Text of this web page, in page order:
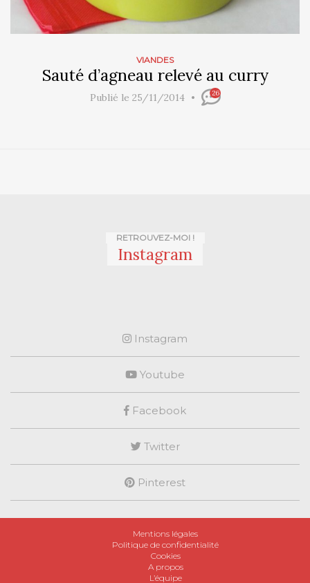
VIANDES
Sauté d’agneau relevé au curry
Publié le 25/11/2014 26
RETROUVEZ-MOI !
Instagram
Instagram
Youtube
Facebook
Twitter
Pinterest
Mentions légales
Politique de confidentialité
Cookies
A propos
L’équipe